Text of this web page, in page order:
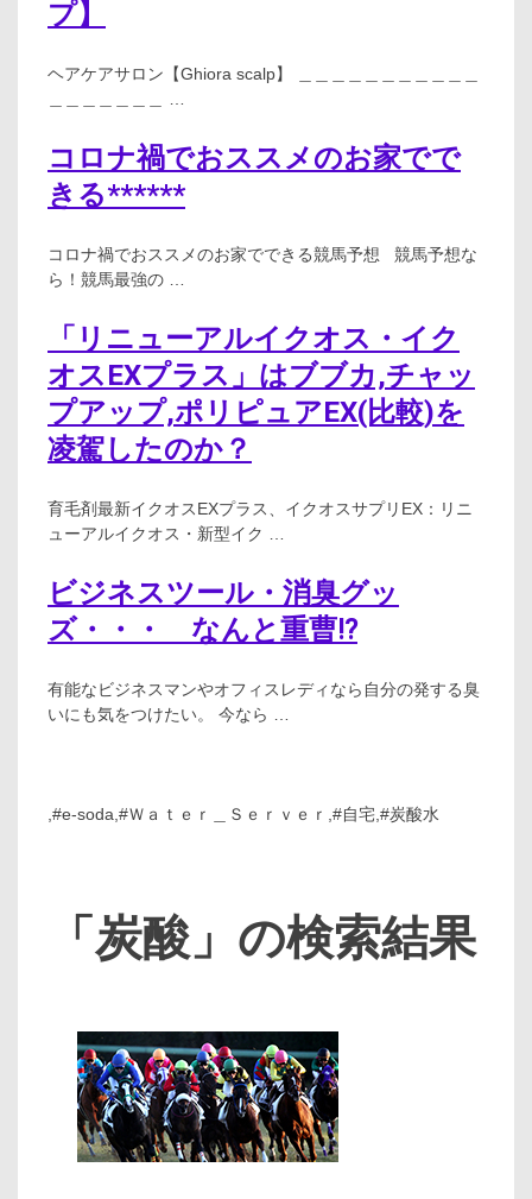
プ】
ヘアケアサロン【Ghiora scalp】 ＿＿＿＿＿＿＿＿＿＿＿
コロナ禍でおススメのお家でで
きる******
コロナ禍でおススメのお家でできる競馬予想 競馬予想な
ら！競馬最強の …
「リニューアルイクオス・イク
オスEXプラス」はブブカ,チャッ
プアップ,ポリピュアEX(比較)を
凌駕したのか？
育毛剤最新イクオスEXプラス、イクオスサプリEX：リニ
ューアルイクオス・新型イク …
ビジネスツール・消臭グッ
ズ・・・ なんと重曹⁉
有能なビジネスマンやオフィスレディなら自分の発する臭
いにも気をつけたい。 今なら …
,#e-soda,#Ｗａｔｅｒ＿Ｓｅｒｖｅｒ,#自宅,#炭酸水
「炭酸」の検索結果